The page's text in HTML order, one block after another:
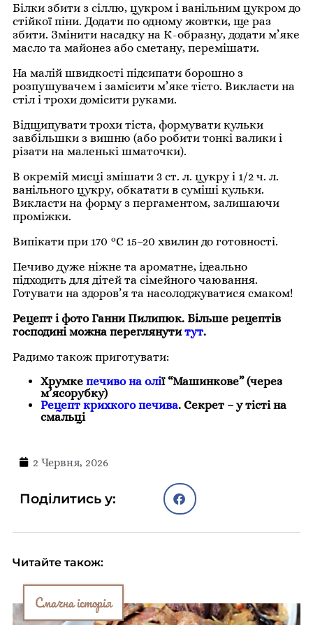
Білки збити з сіллю, цукром і ванільним цукром до
стійкої піни. Додати по одному жовтки, ще раз
збити. Змінити насадку на К-образну, додати м’яке
масло та майонез або сметану, перемішати.
На малій швидкості підсипати борошно з
розпушувачем і замісити м’яке тісто. Викласти на
стіл і трохи домісити руками.
Відщипувати трохи тіста, формувати кульки
завбільшки з вишню (або робити тонкі валики і
різати на маленькі шматочки).
В окремій мисці змішати 3 ст. л. цукру і 1/2 ч. л.
ванільного цукру, обкатати в суміші кульки.
Викласти на форму з пергаментом, залишаючи
проміжки.
Випікати при 170 °С 15–20 хвилин до готовності.
Печиво дуже ніжне та ароматне, ідеально
підходить для дітей та сімейного чаювання.
Готувати на здоров’я та насолоджуватися смаком!
Рецепт і фото Ганни Пилипюк. Більше рецептів
господині можна переглянутитут.
Радимо також приготувати:
Хрумке печиво на олії “Машинкове” (через
м’ясорубку)
Рецепт крихкого печива. Секрет – у тісті на
смальці
2 Червня, 2026
Поділитись у:
Читайте також:
Смачна історія